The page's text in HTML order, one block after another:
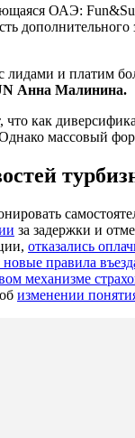
ОАЭ:
дополнительного
лидами и платим
Анна Малинина.
что как
массовый
за задержки и
отказались
правила
механизме
изменении